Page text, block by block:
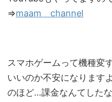
⇒maam channel
スマホゲームって機種変
いいのか不安になります
のほど…課金なんてしたな